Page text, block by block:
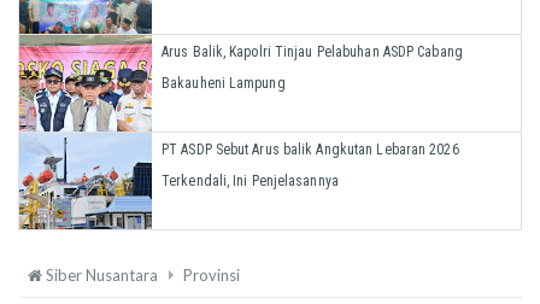
Arus Balik, Kapolri Tinjau Pelabuhan ASDP Cabang
Bakauheni Lampung
PT ASDP Sebut Arus balik Angkutan Lebaran 2026
Terkendali, Ini Penjelasannya
Siber Nusantara Provinsi